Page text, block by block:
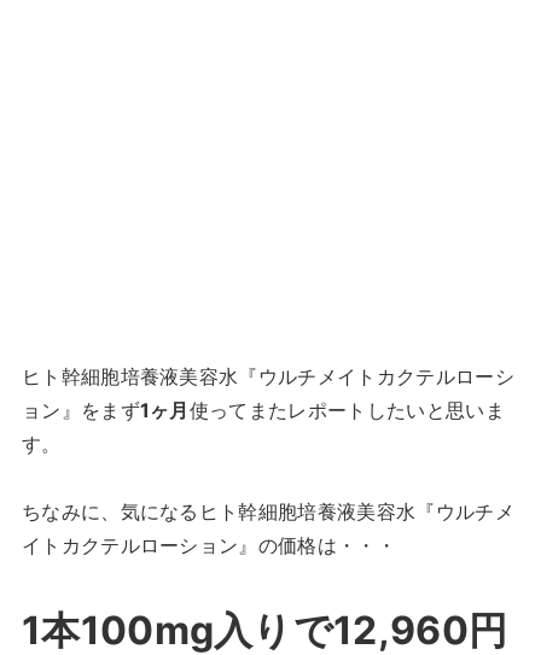
ヒト幹細胞培養液美容水『ウルチメイトカクテルローシ
ョン』をまず1ヶ月 使ってまたレポートしたいと思いま
す。
ちなみに、気になるヒト幹細胞培養液美容水『ウルチメ
イトカクテルローション』の価格は・・・
1本100mg入りで12,960円